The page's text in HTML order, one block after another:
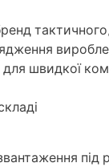
швидкої
під